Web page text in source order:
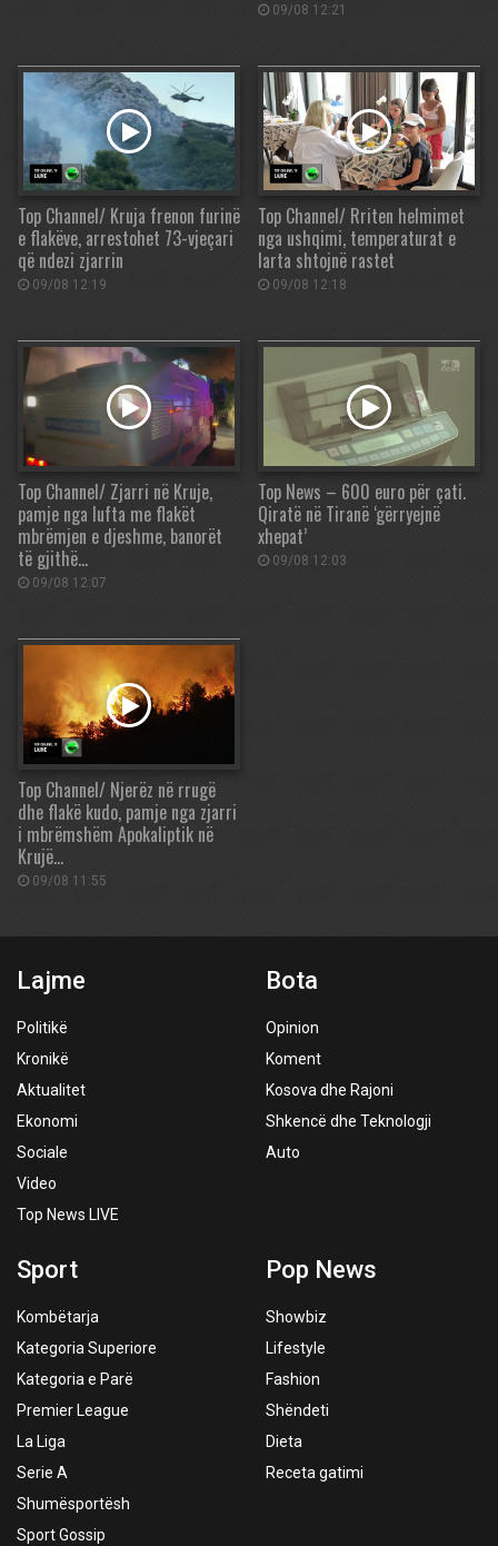
09/08 12:21
Top Channel/ Kruja frenon furinë
e flakëve, arrestohet 73-vjeçari
që ndezi zjarrin
09/08 12:19
Top Channel/ Rriten helmimet
nga ushqimi, temperaturat e
larta shtojnë rastet
09/08 12:18
Top Channel/ Zjarri në Kruje,
pamje nga lufta me flakët
mbrëmjen e djeshme, banorët
të gjithë…
09/08 12:07
Top News – 600 euro për çati.
Qiratë në Tiranë ‘gërryejnë
xhepat’
09/08 12:03
Top Channel/ Njerëz në rrugë
dhe flakë kudo, pamje nga zjarri
i mbrëmshëm Apokaliptik në
Krujë…
09/08 11:55
Lajme
Politikë
Kronikë
Aktualitet
Ekonomi
Sociale
Video
Top News LIVE
Bota
Opinion
Koment
Kosova dhe Rajoni
Shkencë dhe Teknologji
Auto
Sport
Kombëtarja
Kategoria Superiore
Kategoria e Parë
Premier League
La Liga
Serie A
Shumësportësh
Sport Gossip
Pop News
Showbiz
Lifestyle
Fashion
Shëndeti
Dieta
Receta gatimi